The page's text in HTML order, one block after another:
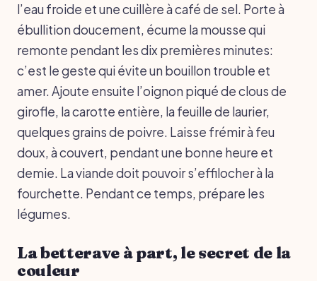
l’eau froide et une cuillère à café de sel. Porte à
ébullition doucement, écume la mousse qui
remonte pendant les dix premières minutes:
c’est le geste qui évite un bouillon trouble et
amer. Ajoute ensuite l’oignon piqué de clous de
girofle, la carotte entière, la feuille de laurier,
quelques grains de poivre. Laisse frémir à feu
doux, à couvert, pendant une bonne heure et
demie. La viande doit pouvoir s’effilocher à la
fourchette. Pendant ce temps, prépare les
légumes.
La betterave à part, le secret de la
couleur